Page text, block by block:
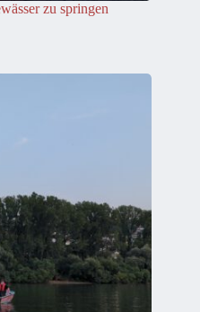
zu springen